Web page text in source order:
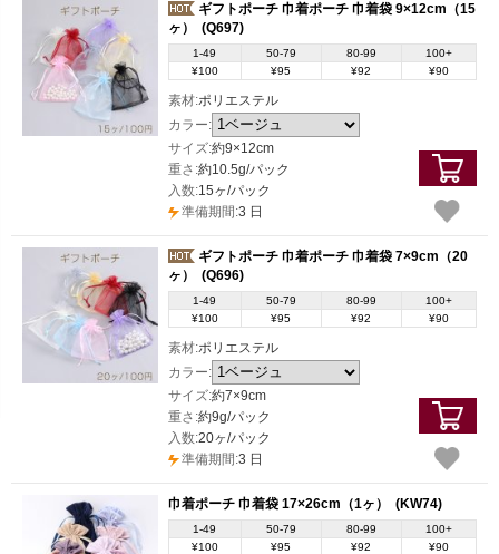
ギフトポーチ 巾着ポーチ 巾着袋 9×12cm（15
ヶ）
(Q697)
1-49 50-79 80-99
100+
¥100
¥95 ¥92 ¥90
素材:ポリエステル
カラー:
サイズ:約9×12cm
重さ:約10.5g/パック
入数:15ヶ/パック
準備期間:3 日
ギフトポーチ 巾着ポーチ 巾着袋 7×9cm（20
ヶ）
(Q696)
1-49 50-79 80-99
100+
¥100
¥95 ¥92 ¥90
素材:ポリエステル
カラー:
サイズ:約7×9cm
重さ:約9g/パック
入数:20ヶ/パック
準備期間:3 日
巾着ポーチ 巾着袋 17×26cm（1ヶ） (KW74)
1-49 50-79 80-99
100+
¥100
¥95 ¥92 ¥90